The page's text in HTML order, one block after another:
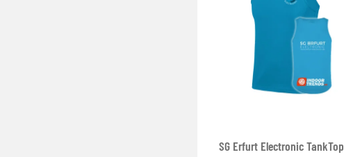
SG Erfurt Electronic TankTop